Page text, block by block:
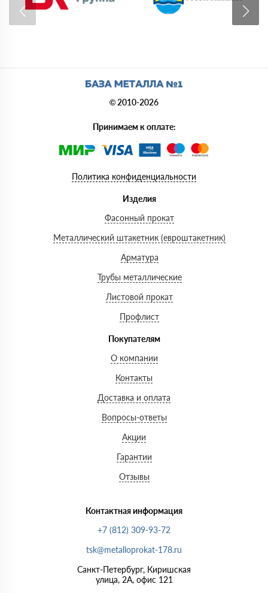
© 2010-2026
Принимаем к оплате:
Политика конфиденциальности
Изделия
Фасонный прокат
Металлический штакетник (евроштакетник)
Арматура
Трубы металлические
Листовой прокат
Профлист
Покупателям
О компании
Контакты
Доставка и оплата
Вопросы-ответы
Акции
Гарантии
Отзывы
Контактная информация
+7 (812) 309-93-72
tsk@metalloprokat-178.ru
Санкт-Петербург, Киришская
улица, 2А, офис 121